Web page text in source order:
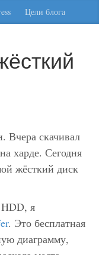
Цели блога
Вчера скачивал
харде. Сегодня
жёсткий диск
HDD, я
. Это бесплатная
диаграмму,